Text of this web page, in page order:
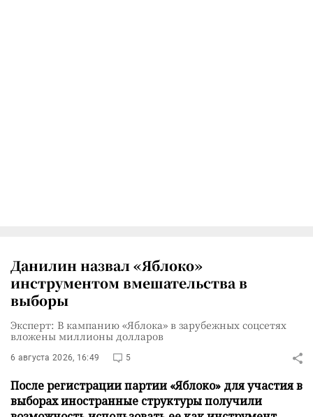
Данилин назвал «Яблоко»
инструментом вмешательства в
выборы
Эксперт: В кампанию «Яблока» в зарубежных соцсетях
вложены миллионы долларов
6 августа 2026, 16:49 5
После регистрации партии «Яблоко» для участия в
выборах иностранные структуры получили